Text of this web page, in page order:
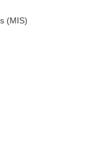
(MIS)